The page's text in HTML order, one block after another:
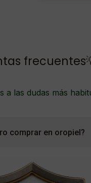
a las dudas más
comprar en oropiel?